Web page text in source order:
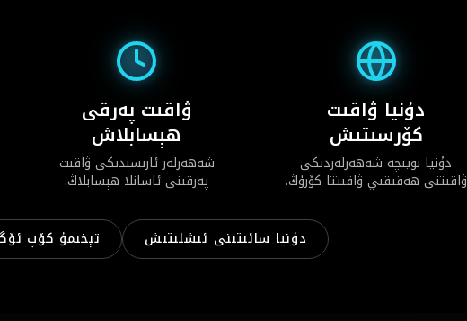
دۇنيا ۋاقىت
كۆرسىتىش
دۇنيا بويىچە شەھەرلەردىكى
ۋاقىتنى ھەقىقىي ۋاقىتتا كۆرۈڭ.
ۋاقىت پەرقى
ھېسابلاش
شەھەرلەر ئارىسىدىكى ۋاقىت
پەرقىنى ئاسانلا ھېسابلاڭ.
دۇنيا سائىتىنى ئىشلىتىش تېخىمۇ كۆپ